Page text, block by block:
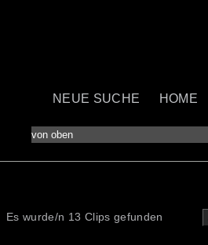
NEUE SUCHE HOME
Es wurde/n 13 Clips gefunden